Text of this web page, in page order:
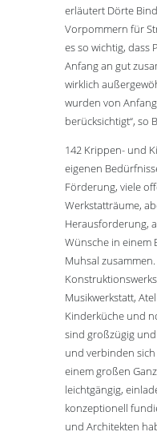
erläutert Dörte
Vorpommern für
es so wichtig, dass
Anfang an gut
wirklich
wurden von
berücksichtigt“, so
142 Krippen- und
eigenen
Förderung, viele
Werkstatträume,
Herausforderung,
Wünsche in einem
Muhsal
Musikwerkstatt,
Kinderküche und
sind großzügig
und verbinden
einem großen
leichtgängig,
konzeptionell
und Architekten